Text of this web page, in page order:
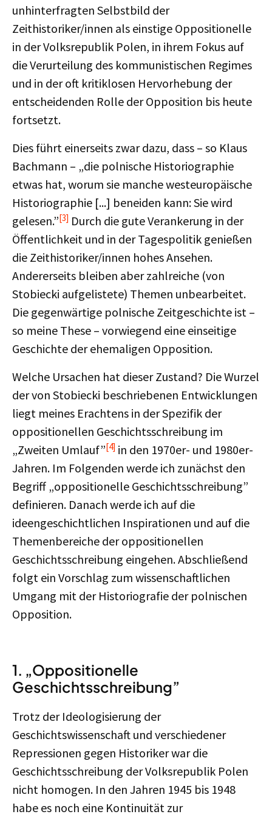
unhinterfragten Selbstbild der
Zeithistoriker/innen als einstige Oppositionelle
in der Volksrepublik Polen, in ihrem Fokus auf
die Verurteilung des kommunistischen Regimes
und in der oft kritiklosen Hervorhebung der
entscheidenden Rolle der Opposition bis heute
fortsetzt.
Dies führt einerseits zwar dazu, dass – so Klaus
Bachmann – „die polnische Historiographie
etwas hat, worum sie manche westeuropäische
Historiographie [...] beneiden kann: Sie wird
gelesen.”[3] Durch die gute Verankerung in der
Öffentlichkeit und in der Tagespolitik genießen
die Zeithistoriker/innen hohes Ansehen.
Andererseits bleiben aber zahlreiche (von
Stobiecki aufgelistete) Themen unbearbeitet.
Die gegenwärtige polnische Zeitgeschichte ist –
so meine These – vorwiegend eine einseitige
Geschichte der ehemaligen Opposition.
Welche Ursachen hat dieser Zustand? Die Wurzel
der von Stobiecki beschriebenen Entwicklungen
liegt meines Erachtens in der Spezifik der
oppositionellen Geschichtsschreibung im
„Zweiten Umlauf”[4] in den 1970er- und 1980er-
Jahren. Im Folgenden werde ich zunächst den
Begriff „oppositionelle Geschichtsschreibung”
definieren. Danach werde ich auf die
ideengeschichtlichen Inspirationen und auf die
Themenbereiche der oppositionellen
Geschichtsschreibung eingehen. Abschließend
folgt ein Vorschlag zum wissenschaftlichen
Umgang mit der Historiografie der polnischen
Opposition.
1. „Oppositionelle
Geschichtsschreibung”
Trotz der Ideologisierung der
Geschichtswissenschaft und verschiedener
Repressionen gegen Historiker war die
Geschichtsschreibung der Volksrepublik Polen
nicht homogen. In den Jahren 1945 bis 1948
habe es noch eine Kontinuität zur